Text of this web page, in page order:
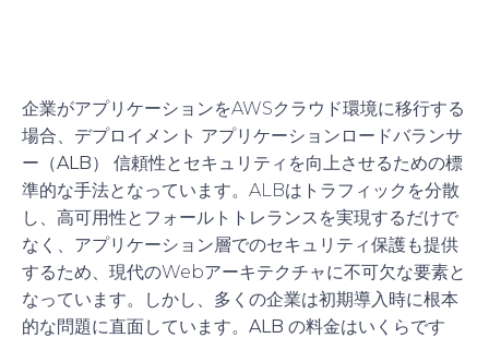
企業がアプリケーションをAWSクラウド環境に移行する
場合、デプロイメント アプリケーションロードバランサ
ー（ALB）
信頼性とセキュリティを向上させるための標
準的な手法となっています。ALBはトラフィックを分散
し、高可用性とフォールトトレランスを実現するだけで
なく、アプリケーション層でのセキュリティ保護も提供
するため、現代のWebアーキテクチャに不可欠な要素と
なっています。しかし、多くの企業は初期導入時に根本
的な問題に直面しています。 ALB の料金はいくらです